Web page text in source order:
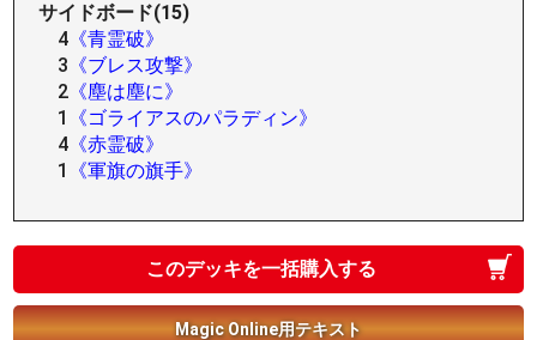
サイドボード(15)
4 《青霊破》
3 《ブレス攻撃》
2 《塵は塵に》
1
《ゴライアスのパラディン》
4 《赤霊破》
1
《軍旗の旗手》
このデッキを一括購入する
Magic Online用テキスト